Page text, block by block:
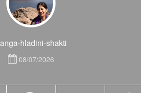
hladini-shakti
08/07/2026